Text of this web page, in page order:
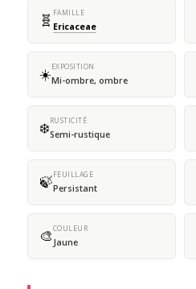
🧬 FAMILLE
Ericaceae
☀️EXPOSITION
Mi-ombre, ombre
❄️RUSTICITÉ
Semi-rustique
🍃FEUILLAGE
Persistant
🎨COULEUR
Jaune